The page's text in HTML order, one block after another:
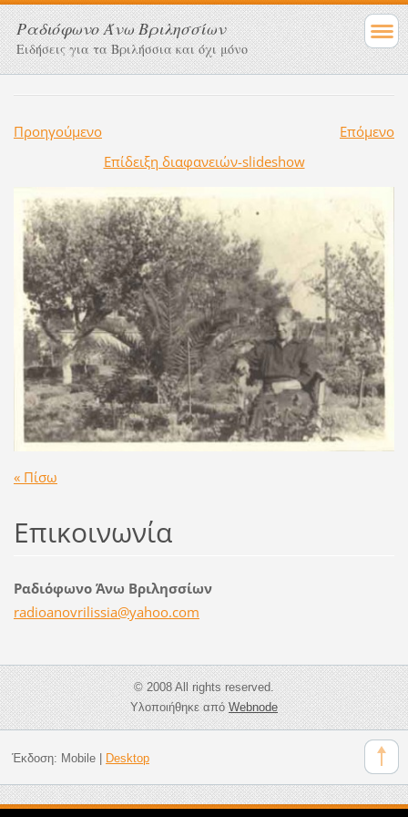
Ραδιόφωνο Άνω Βριλησσίων
Ειδήσεις για τα Βριλήσσια και όχι μόνο
Προηγούμενο
Επόμενο
Επίδειξη διαφανειών-slideshow
« Πίσω
Επικοινωνία
Ραδιόφωνο Άνω Βριλησσίων
radioanovrilissia@yahoo.com
© 2008 All rights reserved.
Υλοποιήθηκε απόWebnode
Έκδοση: Mobile| Desktop